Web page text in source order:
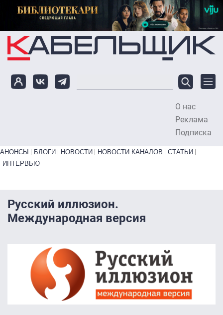
Перейти к основному содержанию
О нас
Реклама
Подписка
Primary links bottom
АНОНСЫ БЛОГИ НОВОСТИ НОВОСТИ КАНАЛОВ
СТАТЬИ
ИНТЕРВЬЮ
Русский иллюзион.
Международная версия